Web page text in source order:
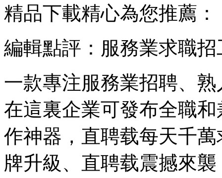
精品下載精心為您推薦：
編輯點評：服務業求職
一款專注服務業招聘、
在這裏企業可發布全職
作神器，直聘载每天千
牌升級、直聘载震撼來